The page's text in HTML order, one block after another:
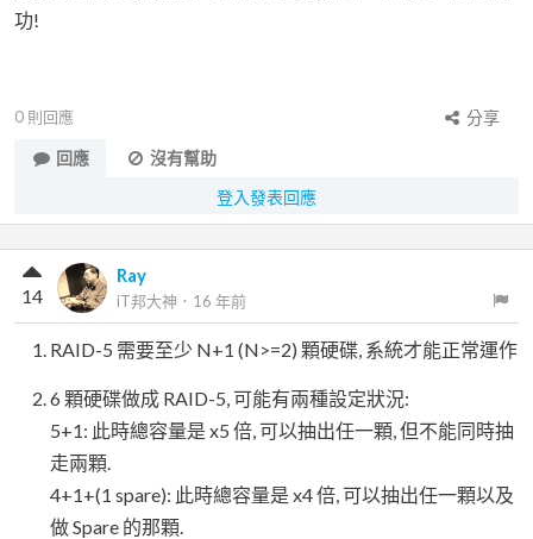
功!
0 則回應
分享
回應
沒有幫助
登入發表回應
Ray
iT邦大神 ． 16 年前
14
RAID-5 需要至少 N+1 (N>=2) 顆硬碟, 系統才能正常運作
6 顆硬碟做成 RAID-5, 可能有兩種設定狀況:
5+1: 此時總容量是 x5 倍, 可以抽出任一顆, 但不能同時抽
走兩顆.
4+1+(1 spare): 此時總容量是 x4 倍, 可以抽出任一顆以及
做 Spare 的那顆.